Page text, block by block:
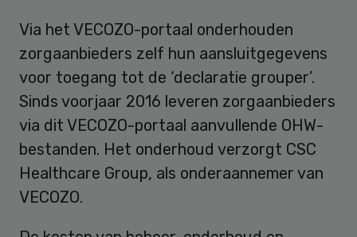
Via het VECOZO-portaal onderhouden
zorgaanbieders zelf hun aansluitgegevens
voor toegang tot de ‘declaratie grouper’.
Sinds voorjaar 2016 leveren zorgaanbieders
via dit VECOZO-portaal aanvullende OHW-
bestanden. Het onderhoud verzorgt CSC
Healthcare Group, als onderaannemer van
VECOZO.